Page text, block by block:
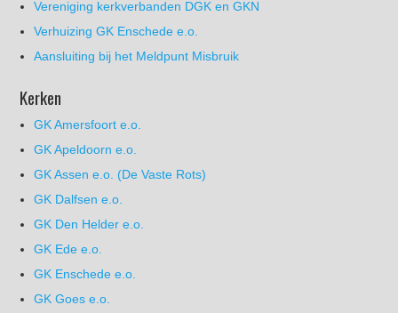
Vereniging kerkverbanden DGK en GKN
Verhuizing GK Enschede e.o.
Aansluiting bij het Meldpunt Misbruik
Kerken
GK Amersfoort e.o.
GK Apeldoorn e.o.
GK Assen e.o. (De Vaste Rots)
GK Dalfsen e.o.
GK Den Helder e.o.
GK Ede e.o.
GK Enschede e.o.
GK Goes e.o.